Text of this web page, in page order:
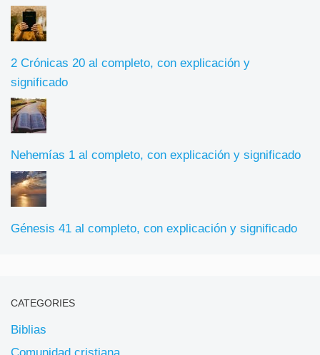
2 Crónicas 20 al completo, con explicación y
significado
Nehemías 1 al completo, con explicación y significado
Génesis 41 al completo, con explicación y significado
CATEGORIES
Biblias